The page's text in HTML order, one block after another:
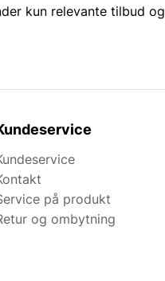
kun relevante tilbud og
på produkt
og ombytning